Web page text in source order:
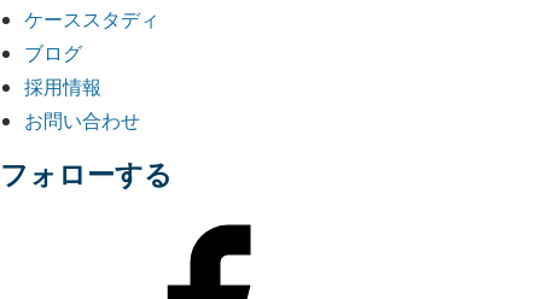
ケーススタディ
ブログ
採用情報
お問い合わせ
フォローする